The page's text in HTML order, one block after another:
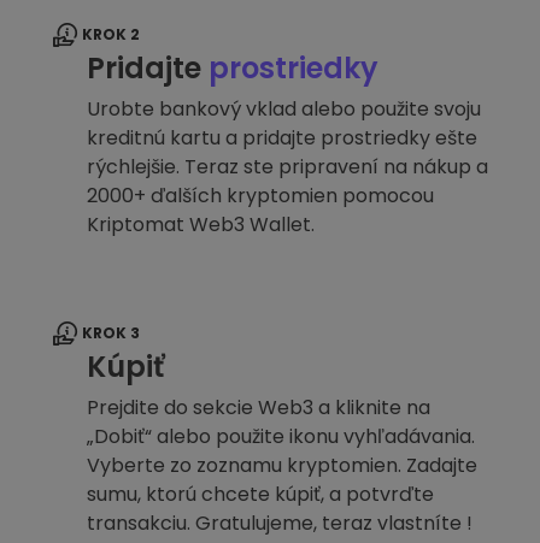
KROK 2
Pridajte prostriedky
Urobte bankový vklad alebo použite svoju
kreditnú kartu a pridajte prostriedky ešte
rýchlejšie. Teraz ste pripravení na nákup a
2000+ ďalších kryptomien pomocou
Kriptomat Web3 Wallet.
KROK 3
Kúpiť
Prejdite do sekcie Web3 a kliknite na
„Dobiť“ alebo použite ikonu vyhľadávania.
Vyberte zo zoznamu kryptomien. Zadajte
sumu, ktorú chcete kúpiť, a potvrďte
transakciu. Gratulujeme, teraz vlastníte !